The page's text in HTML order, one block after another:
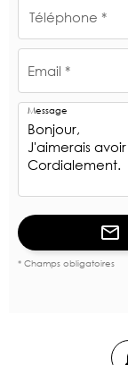
Téléphone *
Email *
Message
* Champs obligatoires